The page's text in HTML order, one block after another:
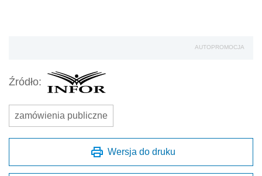
AUTOPROMOCJA
Źródło:
zamówienia publiczne
Wersja do druku